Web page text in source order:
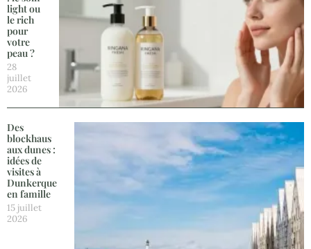
light ou
le rich
pour
votre
peau ?
28
juillet
2026
Des
blockhaus
aux dunes :
idées de
visites à
Dunkerque
en famille
15 juillet
2026